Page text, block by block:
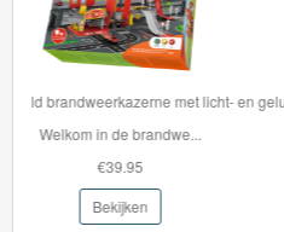
Factory
Fresh
Ferrari
Formula
Hot Wheels Auto -